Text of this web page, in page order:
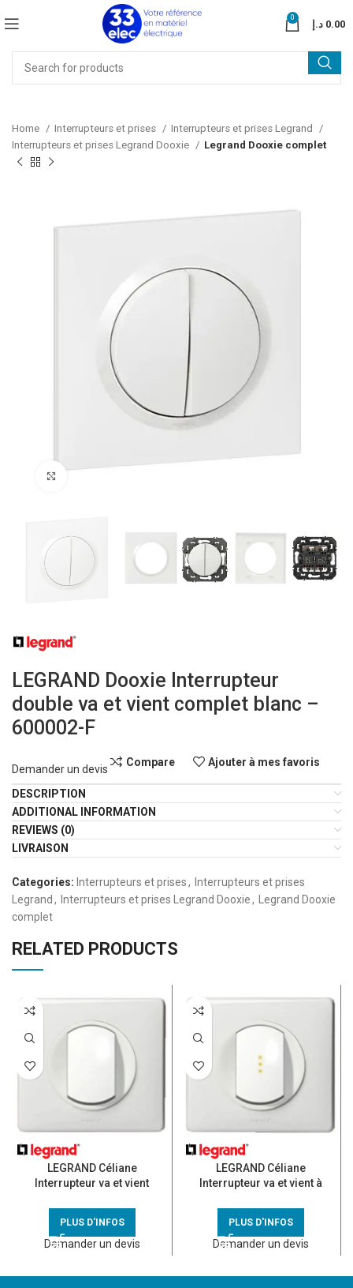
0
0.00 د.إ
Home Interrupteurs et prises
Interrupteurs et prises Legrand
Interrupteurs et prises Legrand Dooxie
Legrand Dooxie complet
LEGRAND Dooxie Interrupteur
double va et vient complet blanc –
600002-F
Demander un devis
Compare Ajouter à mes favoris
DESCRIPTION
ADDITIONAL INFORMATION
REVIEWS (0)
LIVRAISON
Categories: Interrupteurs et prises, Interrupteurs et prises
Legrand , Interrupteurs et prises Legrand Dooxie, Legrand Dooxie
complet
RELATED PRODUCTS
LEGRAND Céliane
Interrupteur va et vient
PLUS D'INFOS
Demander un devis
LEGRAND Céliane
Interrupteur va et vient à
PLUS D'INFOS
Demander un devis